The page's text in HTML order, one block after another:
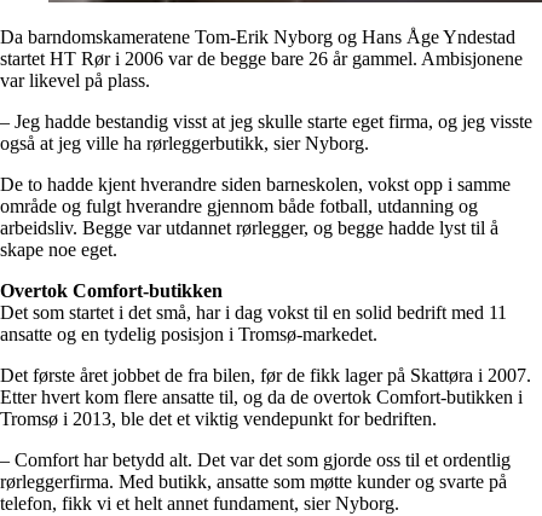
Da barndomskameratene Tom-Erik Nyborg og Hans Åge Yndestad
startet HT Rør i 2006 var de begge bare 26 år gammel. Ambisjonene
var likevel på plass.
– Jeg hadde bestandig visst at jeg skulle starte eget firma, og jeg visste
også at jeg ville ha rørleggerbutikk, sier Nyborg.
De to hadde kjent hverandre siden barneskolen, vokst opp i samme
område og fulgt hverandre gjennom både fotball, utdanning og
arbeidsliv. Begge var utdannet rørlegger, og begge hadde lyst til å
skape noe eget.
Overtok Comfort-butikken
Det som startet i det små, har i dag vokst til en solid bedrift med 11
ansatte og en tydelig posisjon i Tromsø-markedet.
Det første året jobbet de fra bilen, før de fikk lager på Skattøra i 2007.
Etter hvert kom flere ansatte til, og da de overtok Comfort-butikken i
Tromsø i 2013, ble det et viktig vendepunkt for bedriften.
– Comfort har betydd alt. Det var det som gjorde oss til et ordentlig
rørleggerfirma. Med butikk, ansatte som møtte kunder og svarte på
telefon, fikk vi et helt annet fundament, sier Nyborg.